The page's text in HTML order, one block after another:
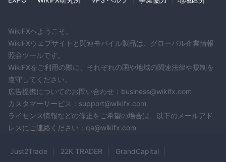
WikiFXへようこそ。
WikiFXウェブサイトと関連モバイル製品は、グローバル企業情報
照会ツールです。
WikiFXをご利用の際に、それぞれの国や地域の関連法律や規制を
遵守してください。
広告提携についてのお問い合わせ：business@wikifx.com
カスタマーサービス：support@wikifx.com
ライセンス情報などの修正をご希望の場合は、以下のメールアド
レスにご連絡ください：qa@wikifx.com
Just2Trade 22K TRADER GrandCapital